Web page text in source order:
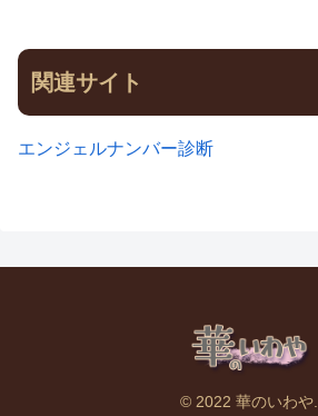
関連サイト
エンジェルナンバー診断
© 2022 華のいわや.